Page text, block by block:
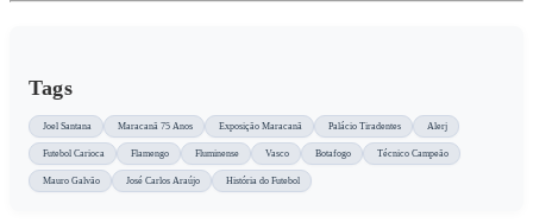
Tags
Joel Santana Maracanã 75 Anos Exposição Maracanã Palácio Tiradentes Alerj
Futebol Carioca Flamengo Fluminense Vasco Botafogo Técnico Campeão
Mauro Galvão José Carlos Araújo História do Futebol